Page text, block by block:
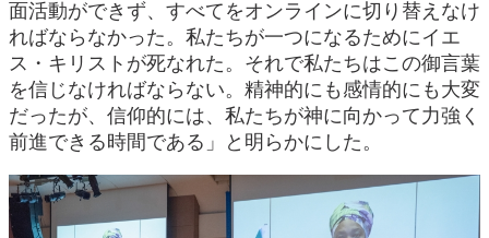
面活動ができず、すべてをオンラインに切り替えなけ
ればならなかった。私たちが一つになるためにイエ
ス・キリストが死なれた。それで私たちはこの御言葉
を信じなければならない。精神的にも感情的にも大変
だったが、信仰的には、私たちが神に向かって力強く
前進できる時間である」と明らかにした。